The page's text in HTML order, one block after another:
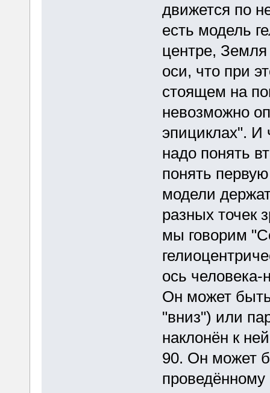
движется по
есть модель
центре,
оси, что при
стоящем на
невозможно
эпициклах". И
надо понять
понять
модели
разных точек
мы говорим
ось человека-
Он может
"вниз") или
наклонён к
90. Он может